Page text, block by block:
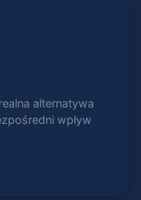
alternatywa
wpływ